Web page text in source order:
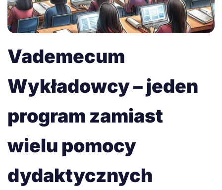
Vademecum
Wykładowcy – jeden
program zamiast
wielu pomocy
dydaktycznych